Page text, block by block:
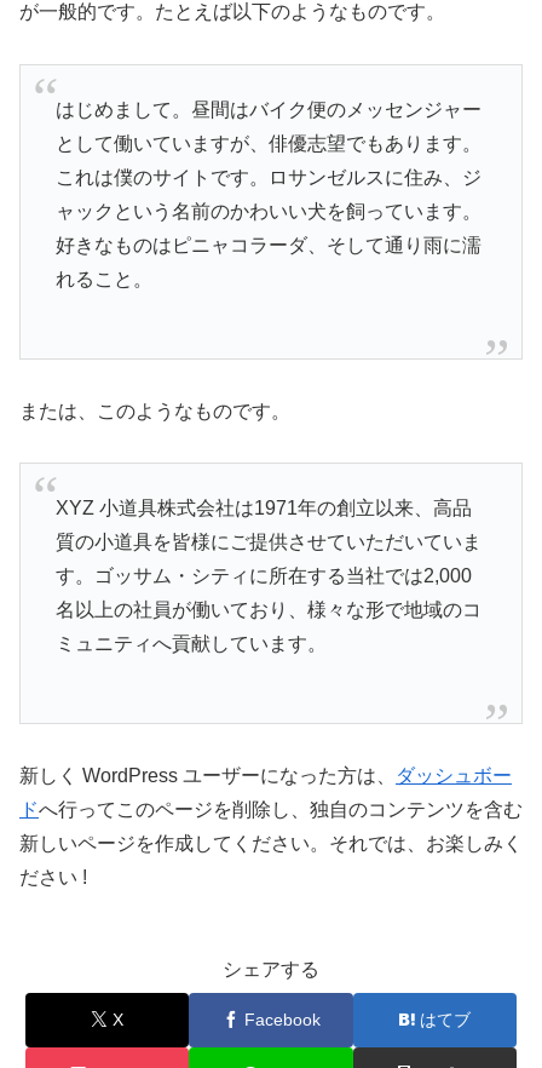
が一般的です。たとえば以下のようなものです。
はじめまして。昼間はバイク便のメッセンジャー
として働いていますが、俳優志望でもあります。
これは僕のサイトです。ロサンゼルスに住み、ジ
ャックという名前のかわいい犬を飼っています。
好きなものはピニャコラーダ、そして通り雨に濡
れること。
または、このようなものです。
XYZ 小道具株式会社は1971年の創立以来、高品
質の小道具を皆様にご提供させていただいていま
す。ゴッサム・シティに所在する当社では2,000
名以上の社員が働いており、様々な形で地域のコ
ミュニティへ貢献しています。
新しく WordPress ユーザーになった方は、
ダッシュボー
ドへ行ってこのページを削除し、独自のコンテンツを含む
新しいページを作成してください。それでは、お楽しみく
ださい !
シェアする
X Facebook はてブ